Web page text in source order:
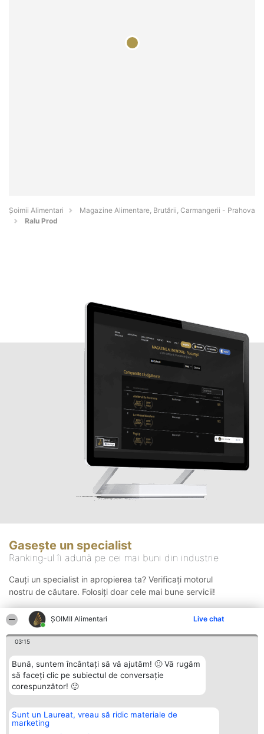
ŞOIMII Alimentari Live chat
03:15
Bună, suntem încântați să vă ajutăm! 🙂 Vă rugăm
să faceți clic pe subiectul de conversație
corespunzător! 🙂
Sunt un Laureat, vreau să ridic materiale de
marketing
Şoimii Alimentari
Magazine Alimentare, Brutării, Carmangerii - Prahova
Ralu Prod
Gasește un specialist
Ranking-ul îi adună pe cei mai buni din industrie
Cauți un specialist in apropierea ta? Verificați motorul
nostru de căutare. Folosiți doar cele mai bune servicii!
Organizator Ranking
BRIGHT SOLUTIONS BR SRL
Plebiscyt Contact